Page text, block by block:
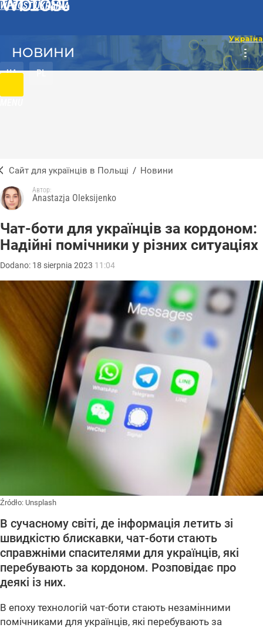
WPROST UKRAINA
UA PL
НОВИНИ
Сайт для українців в Польщі / Новини
Автор:
Anastazja Oleksijenko
Чат-боти для українців за кордоном:
Надійні помічники у різних ситуаціях
Dodano: 18 sierpnia 2023 11:04
Źródło: Unsplash
В сучасному світі, де інформація летить зі
швидкістю блискавки, чат-боти стають
справжніми спасителями для українців, які
перебувають за кордоном. Розповідає про
деякі із них.
В епоху технологій чат-боти стають незамінними
помічниками для українців, які перебувають за